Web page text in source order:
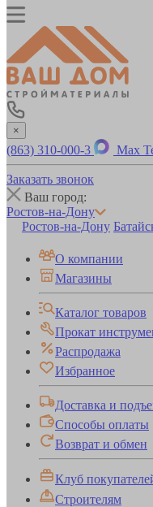
×
(863) 310-000-3 Max
Заказать звонок
Ваш город:
Ростов-на-Дону
Ростов-на-Дону
О компании
Магазины
Каталог товаров
Прокат
Распродажа
Избранное
Доставка и
Способы оплаты
Возврат и обмен
Клуб
Строителям